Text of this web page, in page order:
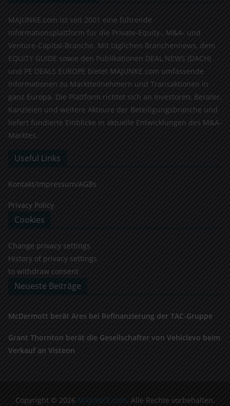
MAJUNKE.com ist seit 2001 eine führende
Informationsplattform für die Private-Equity-, M&A- und
Venture-Capital-Branche. Mit täglichen Branchennews, dem
EQUITY GUIDE sowie den Publikationen DEAL NEWS (DACH)
und PE DEALS EUROPE bietet MAJUNKE.com umfassende
Informationen zu Marktteilnehmern und Transaktionen in
ganz Europa. Die Plattform richtet sich an Investoren, Berater,
Kanzleien und weitere Akteure der Beteiligungsbranche und
liefert fundierte Einblicke in aktuelle Entwicklungen des M&A-
Marktes.
Useful Links
Kontakt/Impressum/AGBs
Privacy Policy
Cookies
Change privacy settings
History of privacy settings
to withdraw consent
Neueste Beiträge
McDermott berät Ares bei Refinanzierung der TAC-Gruppe
Grant Thornton berät die Gesellschafter von Vehiclevo beim
Verkauf an Visteon
Copyright © 2026 MAJUNKE.com. Alle Rechte vorbehalten.